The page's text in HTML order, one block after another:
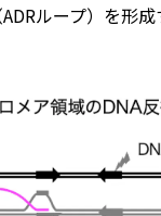
ループ）を形